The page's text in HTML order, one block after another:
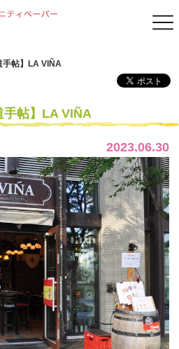
手帖】LA VIÑA
手帖】LA VIÑA
2023.06.30